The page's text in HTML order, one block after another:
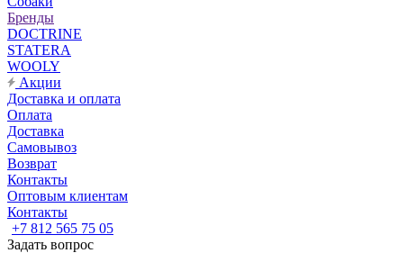
Бренды
DOCTRINE
STATERA
WOOLY
Акции
Доставка и оплата
Оплата
Доставка
Самовывоз
Возврат
Контакты
Оптовым клиентам
Контакты
+7 812 565 75 05
Задать вопрос